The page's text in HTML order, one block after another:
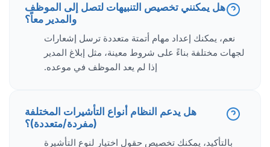
هل يمكنني تخصيص التنبيهات لتصل إلى الموظف
والمدير معاً؟
نعم، يمكنك إعداد مهام أتمتة متعددة ترسل إشعارات
لجهات مختلفة بناءً على شروط معينة، مثل إبلاغ المدير
إذا لم يعد الموظف في موعده.
هل يدعم النظام أنواع التأشيرات المختلفة
(مفردة/متعددة)؟
بالتأكيد، يمكنك تخصيص حقول اختيار لنوع التأشيرة